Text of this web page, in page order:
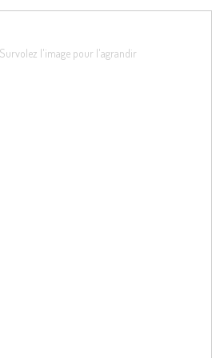
Survolez l'image pour l'agrandir